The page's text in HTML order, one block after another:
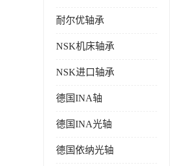
耐尔优轴承
NSK机床轴承
NSK进口轴承
德国INA轴
德国INA光轴
德国依纳光轴